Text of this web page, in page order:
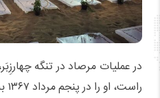
در عملیات مرصاد در تنگه
راست، او را در پنجم مرداد ۱۳۶۷ به شهادت رساندند.